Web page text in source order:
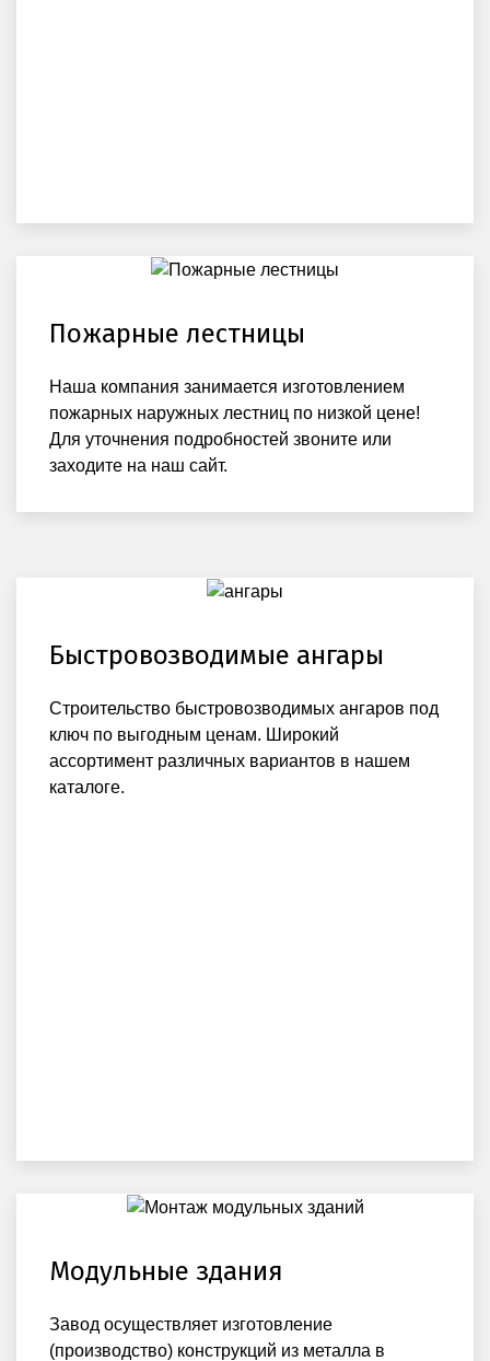
Пожарные лестницы
Наша компания занимается изготовлением
пожарных наружных лестниц по низкой цене!
Для уточнения подробностей звоните или
заходите на наш сайт.
Быстровозводимые ангары
Строительство быстровозводимых ангаров под
ключ по выгодным ценам. Широкий
ассортимент различных вариантов в нашем
каталоге.
Модульные здания
Завод осуществляет изготовление
(производство) конструкций из металла в